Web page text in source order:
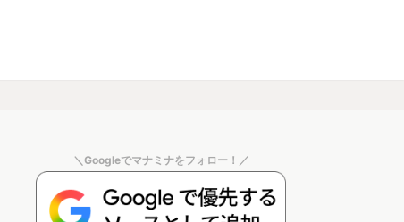
＼Googleでマナミナをフォロー！／